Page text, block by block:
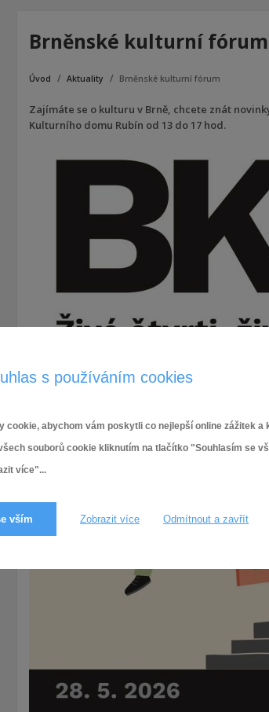
s používáním cookies
cookie, abychom vám poskytli co nejlepší online zážitek
souborů cookie kliknutím na tlačítko "Souhlasím se
více"...
vším Zobrazit více Odmítnout a zavřít
Brněnské kulturní fórum
Úvod Aktuality Brněnské kulturní fórum
Zajímáte se o kulturu v Brně, chcete znát
Kulturního domu Rubín od 13 do 17 hod.